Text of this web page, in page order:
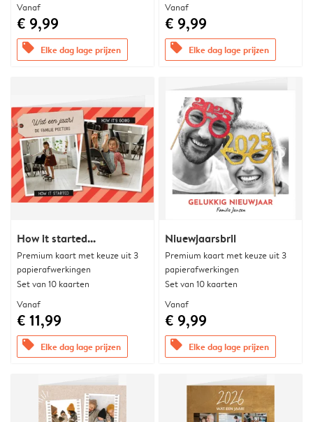
Vanaf
€ 9,99
offers Elke dag lage prijzen
Vanaf
€ 9,99
offers Elke dag lage prijzen
How it started...
Premium kaart met keuze uit 3
papierafwerkingen
Set van 10 kaarten
Vanaf
€ 11,99
offers Elke dag lage prijzen
Niuewjaarsbril
Premium kaart met keuze uit 3
papierafwerkingen
Set van 10 kaarten
Vanaf
€ 9,99
offers Elke dag lage prijzen